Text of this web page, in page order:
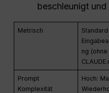
beschleunigt
Metrisch
ng (ohne
Prompt
Komplexität
Hoch: